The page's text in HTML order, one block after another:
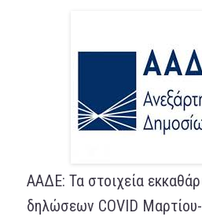
ΑΑΔΕ: Τα στοιχεία
δηλώσεων COVID